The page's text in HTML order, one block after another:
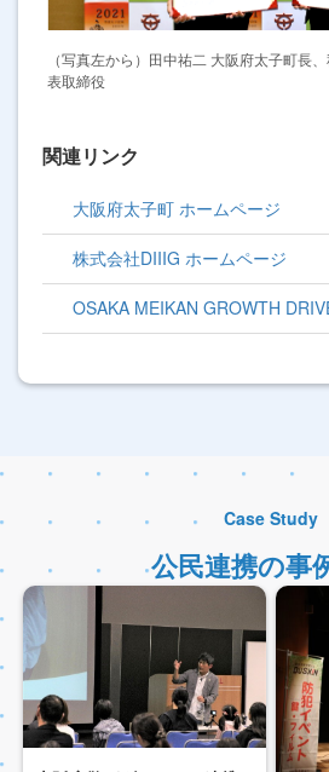
（写真左から）田中祐二 大阪府太子町長
表取締役
関連リンク
大阪府太子町 ホームページ
株式会社DIIIG ホームページ
OSAKA MEIKAN GROWTH
Case Study
公民連携の事